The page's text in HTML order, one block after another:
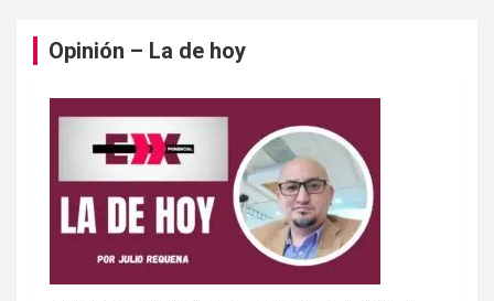
Opinión – La de hoy